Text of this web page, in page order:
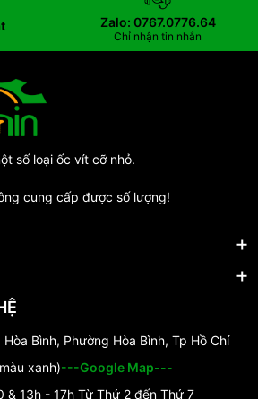
Zalo: 0767.0776.64
Chỉ nhận tin nhắn
số loại ốc vít cỡ nhỏ.
cung cấp được số lượng!
Bình, Phường Hòa Bình, Tp Hồ Chí
xanh)---Google Map---
& 13h - 17h Từ Thứ 2 đến Thứ 7